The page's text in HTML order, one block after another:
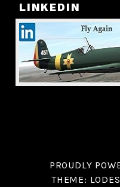
LINKEDIN
PROUDLY
THEME: